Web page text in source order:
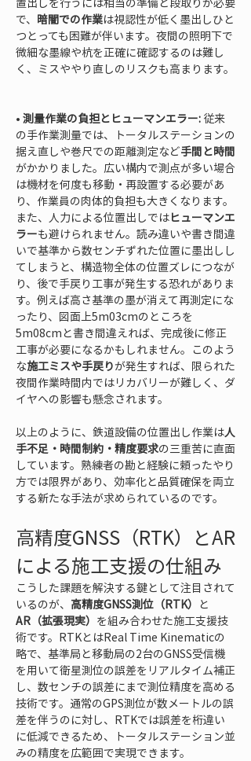
で、 暗闇での作業は視認性が低く墨出しひと
つとっても困難が伴います。夜間の照明下で
微細な墨線や杭を正確に確認するのは難し
く、ミスややり直しのリスクも高まります。
• 測量作業の負担とヒューマンエラー: 従来
の手作業測量では、トータルステーションの
据え直しや巻尺での距離測定など手間と時間
がかかりました。広い構内で測点が多い場合
は機材を何度も移動・再設置する必要があ
り、作業員の肉体的負担も大きくなります。
また、人力による位置出しではヒューマンエ
ラーも避けられません。読み違いや書き間違
いで基準から数センチずれた位置に墨出しし
てしまうと、構造物全体の位置ズレにつなが
り、後で手戻り工事が発生する恐れがありま
す。例えば高さ基準の墨が消えて再測定にな
ったり、図面上5m03cmのところを
5m08cmと書き間違えれば、完成後に修正
工事が必要になるかもしれません。このよう
な施工ミスや手戻りが発生すれば、限られた
夜間作業時間内ではリカバリーが難しく、ダ
イヤへの影響も懸念されます。
以上のように、鉄道設備の位置出し作業は人
手不足・時間制約・精度要求の三重苦に直面
しています。熟練者の勘と経験に頼ったやり
方では限界があり、効率化と品質確保を両立
する新たな手法が求められているのです。
高精度GNSS（RTK）とAR
による施工支援の仕組み
こうした課題を解決する鍵として注目されて
いるのが、 高精度GNSS測位（RTK） と
AR（拡張現実） を組み合わせた施工支援技
術です。RTKとはReal Time Kinematicの
略で、基準局と移動局の2台のGNSS受信機
を用いて衛星測位の誤差をリアルタイム補正
し、数センチの誤差にまで測位精度を高める
技術です。通常のGPS測位が数メートルの誤
差を伴うのに対し、RTKでは誤差を桁違い
に低減できるため、トータルステーション並
みの精度を広範囲で実現できます。